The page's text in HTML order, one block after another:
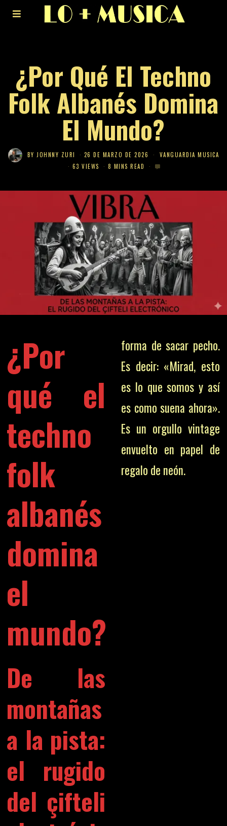
¿Por Qué El Techno
Folk Albanés Domina
El Mundo?
BYJOHNNY ZURI 26 DE MARZO DE 2026
VANGUARDIA MUSICA
63 VIEWS
8 MINS READ
¿Por
qué el
techno
folk
albanés
domina
el
mundo?
De las
montañas
a la pista:
el rugido
del çifteli
forma de sacar pecho.
Es decir: «Mirad, esto
es lo que somos y así
es como suena ahora».
Es un orgullo vintage
envuelto en papel de
regalo de neón.